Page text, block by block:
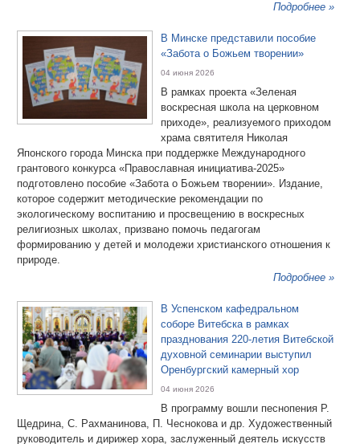
Подробнее »
В Минске представили пособие
«Забота о Божьем творении»
04 июня 2026
В рамках проекта «Зеленая
воскресная школа на церковном
приходе», реализуемого приходом
храма святителя Николая
Японского города Минска при поддержке Международного
грантового конкурса «Православная инициатива-2025»
подготовлено пособие «Забота о Божьем творении». Издание,
которое содержит методические рекомендации по
экологическому воспитанию и просвещению в воскресных
религиозных школах, призвано помочь педагогам
формированию у детей и молодежи христианского отношения к
природе.
Подробнее »
В Успенском кафедральном
соборе Витебска в рамках
празднования 220-летия Витебской
духовной семинарии выступил
Оренбургский камерный хор
04 июня 2026
В программу вошли песнопения Р.
Щедрина, С. Рахманинова, П. Чеснокова и др. Художественный
руководитель и дирижер хора, заслуженный деятель искусств